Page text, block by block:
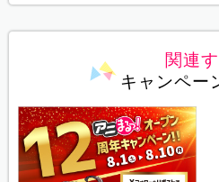
関連
キャンペー